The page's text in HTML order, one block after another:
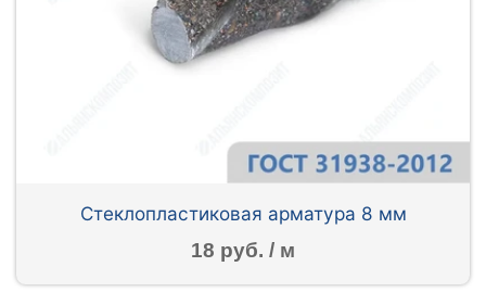
Стеклопластиковая арматура 8 мм
18 руб. / м